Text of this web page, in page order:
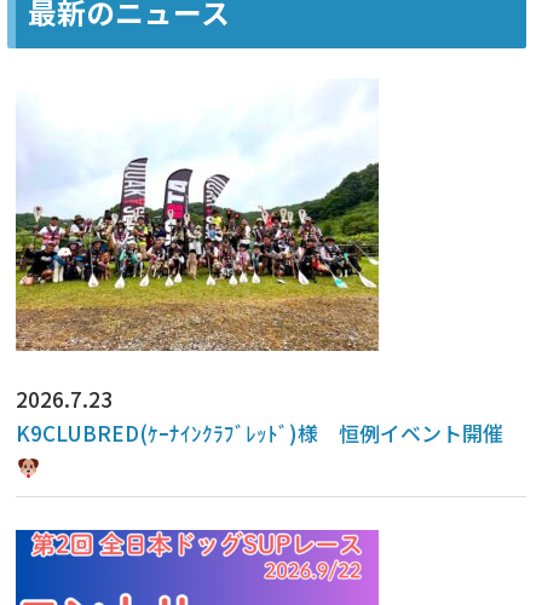
最新のニュース
2026.7.23
K9CLUBRED(ｹｰﾅｲﾝｸﾗﾌﾞﾚｯﾄﾞ)様 恒例イベント開催